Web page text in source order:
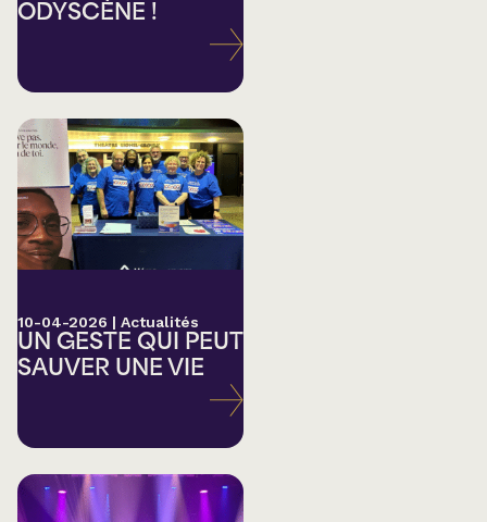
ODYSCÈNE !
10-04-2026 | Actualités
UN GESTE QUI PEUT
SAUVER UNE VIE